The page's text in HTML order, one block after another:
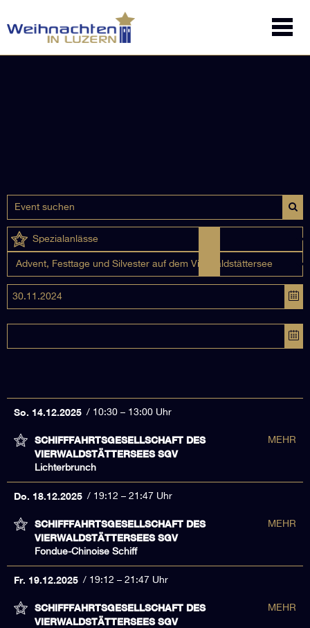
Spezialanlässe
Advent, Festtage und Silvester auf dem Vierwaldstättersee
So. 14.12.2025 10:30 – 13:00 Uhr
SCHIFFFAHRTSGESELLSCHAFT DES
VIERWALDSTÄTTERSEES SGV
Lichterbrunch
MEHR
Do. 18.12.2025 19:12 – 21:47 Uhr
SCHIFFFAHRTSGESELLSCHAFT DES
VIERWALDSTÄTTERSEES SGV
Fondue-Chinoise Schiff
MEHR
Fr. 19.12.2025 19:12 – 21:47 Uhr
SCHIFFFAHRTSGESELLSCHAFT DES
VIERWALDSTÄTTERSEES SGV
MEHR